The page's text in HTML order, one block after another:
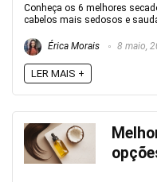
Conheça os 6 melhores
cabelos mais sedosos e
Érica Morais 8 maio,
LER MAIS +